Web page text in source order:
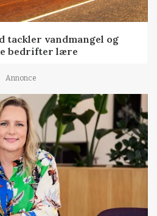
tackler vandmangel og
bedrifter lære
Annonce